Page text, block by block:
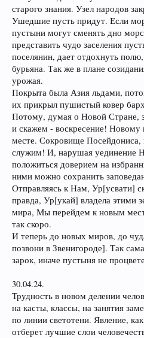
старого знания. Узел народов
Ушедшие пусть придут. Если
пустыни могут сменять дно
представить чудо заселения
поселянин, дает отдохнуть
бурьяна. Так же в плане
урожая.
Покрыта была Азия льдами,
их прикрыл пушистый ковер
Потому, думая о Новой Стране,
и скажем - воскресение!
месте. Сокровище
служим! И, нарушая уединение
положиться доверием на
ними можно сохранить
Отправляясь к Нам, Ур[усвати]
правда, Ур[укай] владела этими
мира, Мы перейдем к новым
так скоро.
И теперь до новых миров, до
позвони в Звенигороде]. Так
зарок, иначе пустыня не
30.04.24.
Трудность в новом делении
на касты, классы, на занятия
по линии светотени. Явление,
отберет лучшие слои